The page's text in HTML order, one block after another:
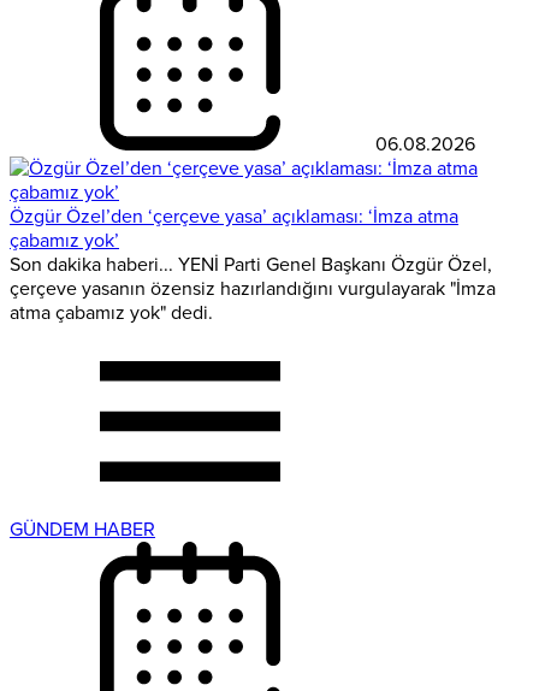
06.08.2026
Özgür Özel’den ‘çerçeve yasa’ açıklaması: ‘İmza atma
çabamız yok’
Son dakika haberi... YENİ Parti Genel Başkanı Özgür Özel,
çerçeve yasanın özensiz hazırlandığını vurgulayarak "İmza
atma çabamız yok" dedi.
GÜNDEM HABER